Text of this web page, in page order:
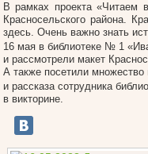
В рамках проекта «Читаем
Красносельского района.
здесь. Очень важно знать
16 мая в библиотеке № 1
и рассмотрели макет
А также посетили
и рассказа сотрудника
в викторине.